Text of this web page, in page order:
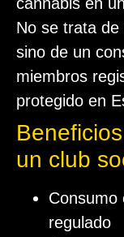
No se trata de
sino de un
miembros
protegido en
un club
Consumo
regulado